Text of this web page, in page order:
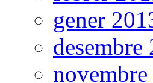
gener
desembre